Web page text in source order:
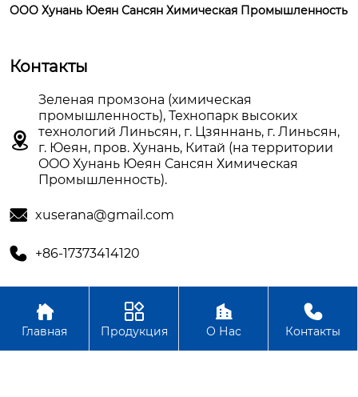
OOO Хунань Юеян Сансян Химическая Промышленность
Контакты

Зеленая промзона (химическая
промышленность), Технопарк высоких
технологий Линьсян, г. Цзяннань, г. Линьсян,
г. Юеян, пров. Хунань, Китай (на территории
OOO Хунань Юеян Сансян Химическая
Промышленность).
 xuserana@gmail.com
 +86-17373414120
Авторское право©OOO Хунань Юеян Сансян Химическая
Промышленность

Главная

Продукция

О Нас

Контакты